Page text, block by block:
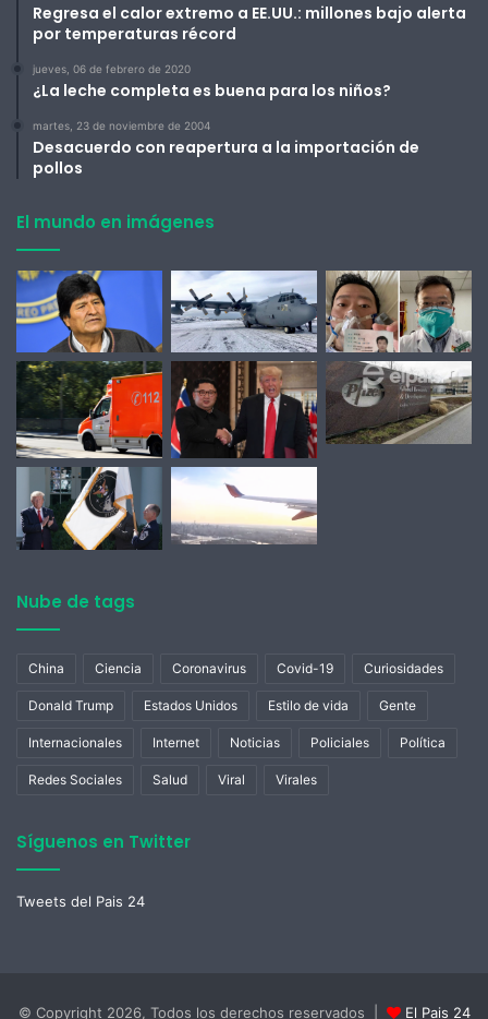
Regresa el calor extremo a EE.UU.: millones bajo alerta
por temperaturas récord
jueves, 06 de febrero de 2020
¿La leche completa es buena para los niños?
martes, 23 de noviembre de 2004
Desacuerdo con reapertura a la importación de
pollos
El mundo en imágenes
Nube de tags
China Ciencia Coronavirus Covid-19 Curiosidades
Donald Trump Estados Unidos Estilo de vida Gente
Internacionales Internet Noticias Policiales Política
Redes Sociales Salud Viral Virales
Síguenos en Twitter
Tweets del Pais 24
© Copyright 2026, Todos los derechos reservados | El Pais 24